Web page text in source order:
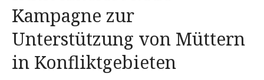
Kampagne zur
Unterstützung von Müttern
in Konfliktgebieten